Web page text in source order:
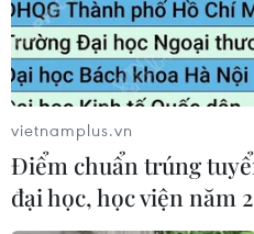
tới tham dự một hội nghị tại
vietnamplus.vn
Điểm chuẩn trúng
đại học, học viện năm